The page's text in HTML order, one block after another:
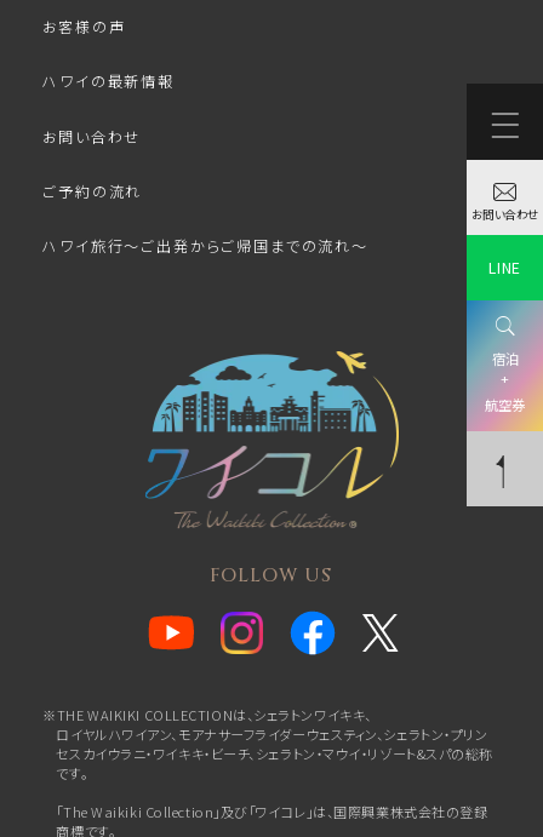
お客様の声
ハワイの最新情報
お問い合わせ
ご予約の流れ
ハワイ旅行～ご出発からご帰国までの流れ～
FOLLOW US
※THE WAIKIKI COLLECTIONは、シェラトンワイキキ、
ロイヤルハワイアン、 モアナサーフライダーウェスティン、シェラトン・プリン
セスカイウラニ・ワイキキ・ビーチ、 シェラトン・マウイ・リゾート&スパの総称
です。
「The Waikiki Collection」及び「ワイコレ」は、国際興業株式会社の登録
商標です。
お問い合わせ
LINE
宿泊
+
航空券